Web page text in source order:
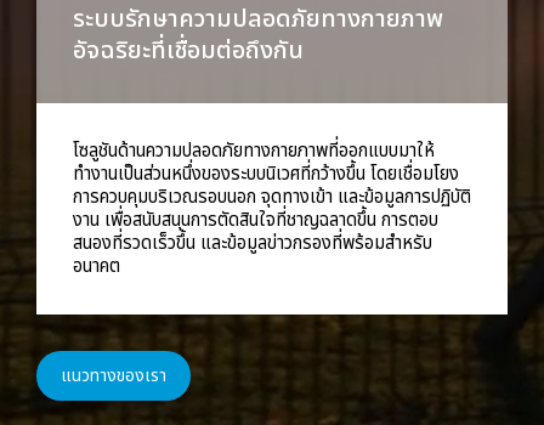
ระบบรักษาความปลอดภัยทางกายภาพ
อัจฉริยะที่เชื่อมต่อถึงกัน
โซลูชันด้านความปลอดภัยทางกายภาพที่ออกแบบมาให้
ทำงานเป็นส่วนหนึ่งของระบบนิเวศที่กว้างขึ้น โดยเชื่อมโยง
การควบคุมบริเวณรอบนอก จุดทางเข้า และข้อมูลการปฏิบัติ
งาน เพื่อสนับสนุนการตัดสินใจที่ชาญฉลาดขึ้น การตอบ
สนองที่รวดเร็วขึ้น และข้อมูลข่าวกรองที่พร้อมสำหรับ
อนาคต
แนวทางของเรา